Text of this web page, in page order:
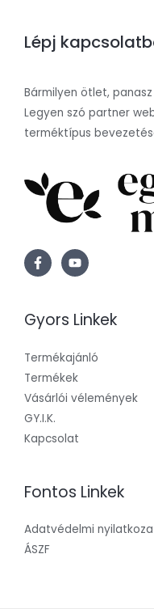
Lépj
Bármilyen ötlet,
Legyen szó partner
terméktípus
Gyors Linkek
Termékajánló
Termékek
Vásárlói vélemények
GY.I.K.
Kapcsolat
Fontos Linkek
Adatvédelmi
ÁSZF